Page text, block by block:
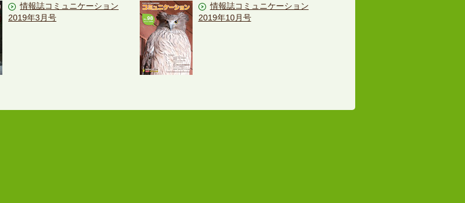
情報誌コミュニケーション
2019年3月号
情報誌コミュニケーション
2019年10月号